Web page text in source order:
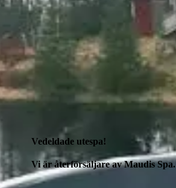
Vedeldade utespa!
Vi är återförsäljare av Maudis Spa.